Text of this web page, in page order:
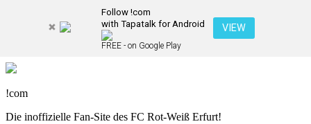
Follow !com
with Tapatalk for Android
FREE - on Google Play
VIEW
!com
Die inoffizielle Fan-Site des FC Rot-Weiß Erfurt!